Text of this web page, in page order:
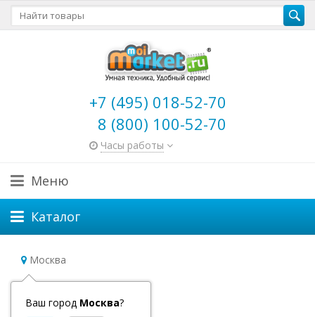
+7 (495) 018-52-70
8 (800) 100-52-70
Часы работы
Меню
Каталог
Москва
Ваш город Москва?
Pandora